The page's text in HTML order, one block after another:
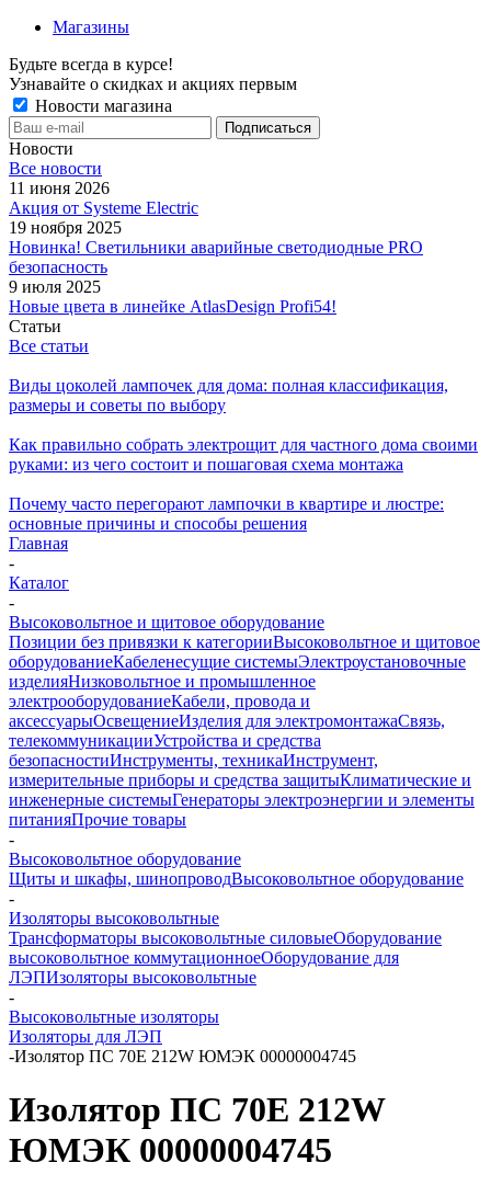
Магазины
Будьте всегда в курсе!
Узнавайте о скидках и акциях первым
Новости магазина
Новости
Все новости
11 июня 2026
Акция от Systeme Electric
19 ноября 2025
Новинка! Светильники аварийные светодиодные PRO
безопасность
9 июля 2025
Новые цвета в линейке AtlasDesign Profi54!
Статьи
Все статьи
Виды цоколей лампочек для дома: полная классификация,
размеры и советы по выбору
Как правильно собрать электрощит для частного дома своими
руками: из чего состоит и пошаговая схема монтажа
Почему часто перегорают лампочки в квартире и люстре:
основные причины и способы решения
Главная
-
Каталог
-
Высоковольтное и щитовое оборудование
Позиции без привязки к категорииВысоковольтное и щитовое
оборудованиеКабеленесущие системыЭлектроустановочные
изделияНизковольтное и промышленное
электрооборудованиеКабели, провода и
аксессуарыОсвещениеИзделия для электромонтажаСвязь,
телекоммуникацииУстройства и средства
безопасностиИнструменты, техникаИнструмент,
измерительные приборы и средства защитыКлиматические и
инженерные системыГенераторы электроэнергии и элементы
питанияПрочие товары
-
Высоковольтное оборудование
Щиты и шкафы, шинопроводВысоковольтное оборудование
-
Изоляторы высоковольтные
Трансформаторы высоковольтные силовыеОборудование
высоковольтное коммутационноеОборудование для
ЛЭПИзоляторы высоковольтные
-
Высоковольтные изоляторы
Изоляторы для ЛЭП
-Изолятор ПС 70Е 212W ЮМЭК 00000004745
Изолятор ПС 70Е 212W
ЮМЭК 00000004745